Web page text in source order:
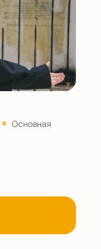
Основная